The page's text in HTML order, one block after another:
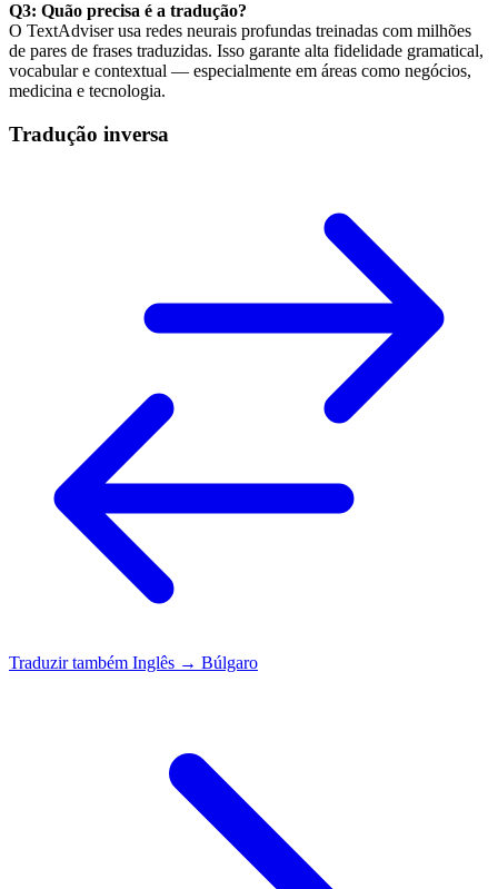
Q3: Quão precisa é a tradução?
O TextAdviser usa redes neurais profundas treinadas com milhões
de pares de frases traduzidas. Isso garante alta fidelidade gramatical,
vocabular e contextual — especialmente em áreas como negócios,
medicina e tecnologia.
Tradução inversa
Traduzir também Inglês → Búlgaro